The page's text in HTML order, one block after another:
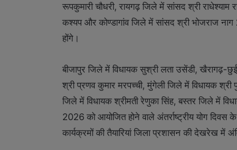
रूपकुमारी चौधरी, रायगढ़ जिले में सांसद श्री
कश्यप और कोण्डागांव जिले में सांसद श्री भोजराज
होंगे।
बीजापुर जिले में विधायक सुश्री लता उसेंडी, खैरागढ़-
श्री प्रणव कुमार मरपच्ची, मुंगेली जिले में विधायक
जिले में विधायक श्रीमती रेणुका सिंह, बस्तर जिले में
2026 को आयोजित होने वाले अंतर्राष्ट्रीय योग दिवस
कार्यक्रमों की तैयारियां जिला प्रशासन की देखरेख में